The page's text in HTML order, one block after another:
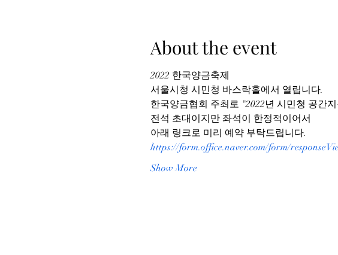
About the event
2022 한국양금축제
서울시청 시민청 바스락홀에서 열립니다.
한국양금협회 주최로 "2022년 시민청 공간
전석 초대이지만 좌석이 한정적이어서
아래 링크로 미리 예약 부탁드립니다.
https://form.office.naver.com/form/
Show More